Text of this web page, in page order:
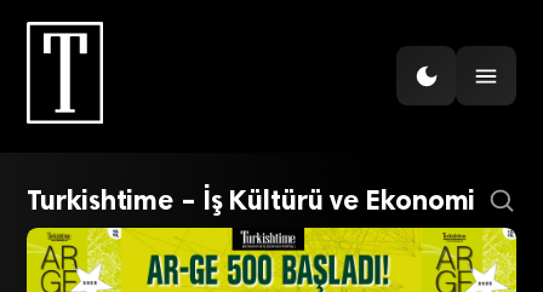
Turkishtime – İş Kültürü ve Ekonomi